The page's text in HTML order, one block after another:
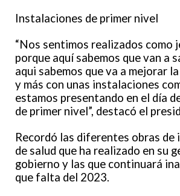
Instalaciones de primer nivel
“Nos sentimos realizados como
porque aquí sabemos que van a
aqui sabemos que va a mejorar
y más con unas instalaciones
estamos presentando en el día
de primer nivel”, destacó el
Recordó las diferentes obras
de salud que ha realizado en su
gobierno y las que continuará
que falta del 2023.